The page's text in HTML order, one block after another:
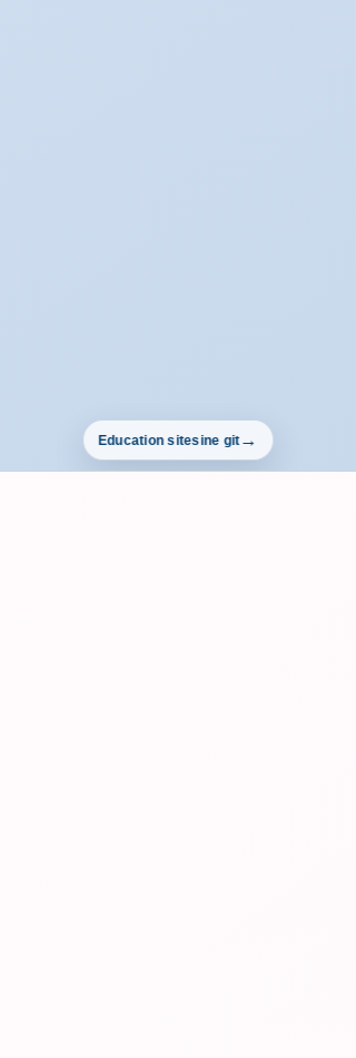
Education sitesine git